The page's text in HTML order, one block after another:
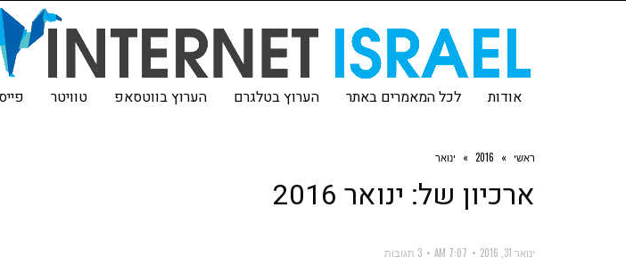
אודות לכל המאמרים באתר הערוץ בטלגרם הערוץ בווטסאפ טוויטר
ראשי »
2016
» ינואר
ארכיון של: ינואר 2016
ינואר 31, 2016 7:07 AM 3 תגובות